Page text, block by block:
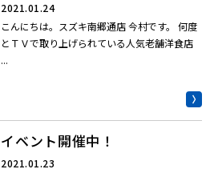
2021.01.24
こんにちは。スズキ南郷通店 今村です。 何度
とＴＶで取り上げられている人気老舗洋食店
...
イベント開催中！
2021.01.23